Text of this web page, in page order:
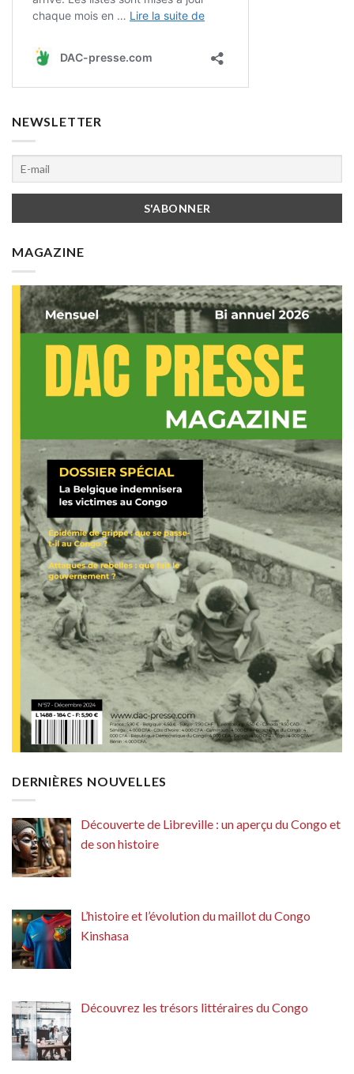
NEWSLETTER
MAGAZINE
DERNIÈRES NOUVELLES
Découverte de Libreville : un aperçu du Congo et
de son histoire
L’histoire et l’évolution du maillot du Congo
Kinshasa
Découvrez les trésors littéraires du Congo